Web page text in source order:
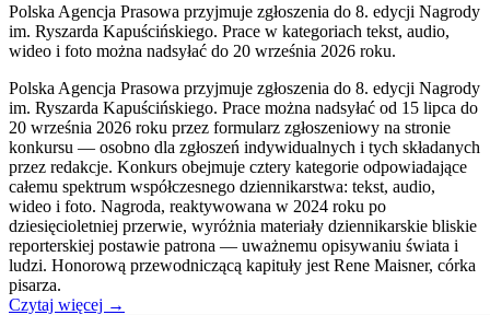
Polska Agencja Prasowa przyjmuje zgłoszenia do 8. edycji Nagrody
im. Ryszarda Kapuścińskiego. Prace w kategoriach tekst, audio,
wideo i foto można nadsyłać do 20 września 2026 roku.
Polska Agencja Prasowa przyjmuje zgłoszenia do 8. edycji Nagrody
im. Ryszarda Kapuścińskiego. Prace można nadsyłać od 15 lipca do
20 września 2026 roku przez formularz zgłoszeniowy na stronie
konkursu — osobno dla zgłoszeń indywidualnych i tych składanych
przez redakcje. Konkurs obejmuje cztery kategorie odpowiadające
całemu spektrum współczesnego dziennikarstwa: tekst, audio,
wideo i foto. Nagroda, reaktywowana w 2024 roku po
dziesięcioletniej przerwie, wyróżnia materiały dziennikarskie bliskie
reporterskiej postawie patrona — uważnemu opisywaniu świata i
ludzi. Honorową przewodniczącą kapituły jest Rene Maisner, córka
pisarza.
Czytaj więcej →